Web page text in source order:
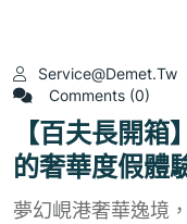
Service@demet.tw
Comments (0)
【百夫長開
的奢華度假體
夢幻峴港奢華逸境